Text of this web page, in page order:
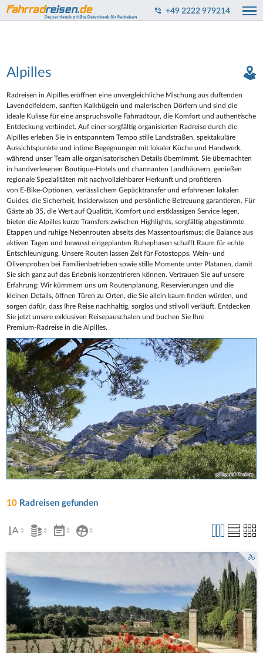
+49 2222 979214
gillag auf Pixabay
Alpilles
Radreisen in Alpilles eröffnen eine unvergleichliche Mischung aus duftenden
Lavendelfeldern, sanften Kalkhügeln und malerischen Dörfern und sind die
ideale Kulisse für eine anspruchsvolle Fahrradtour, die Komfort und authentische
Entdeckung verbindet. Auf einer sorgfältig organisierten Radreise durch die
Alpilles erleben Sie in entspanntem Tempo stille Landstraßen, spektakuläre
Aussichtspunkte und intime Begegnungen mit lokaler Küche und Handwerk,
während unser Team alle organisatorischen Details übernimmt. Sie übernachten
in handverlesenen Boutique‑Hotels und charmanten Landhäusern, genießen
regionale Spezialitäten mit nachvollziehbarer Herkunft und profitieren
von E‑Bike‑Optionen, verlässlichem Gepäcktransfer und erfahrenen lokalen
Guides, die Sicherheit, Insiderwissen und persönliche Betreuung garantieren. Für
Gäste ab 35, die Wert auf Qualität, Komfort und erstklassigen Service legen,
bieten die Alpilles kurze Transfers zwischen Highlights, sorgfältig abgestimmte
Etappen und ruhige Nebenrouten abseits des Massentourismus; die Balance aus
aktiven Tagen und bewusst eingeplanten Ruhephasen schafft Raum für echte
Entschleunigung. Unsere Routen lassen Zeit für Fotostopps, Wein‑ und
Olivenproben bei Familienbetrieben sowie stille Momente unter Platanen, damit
Sie sich ganz auf das Erlebnis konzentrieren können. Vertrauen Sie auf unsere
Erfahrung: Wir kümmern uns um Routenplanung, Reservierungen und die
kleinen Details, öffnen Türen zu Orten, die Sie allein kaum finden würden, und
sorgen dafür, dass Ihre Reise nachhaltig, sorglos und stilvoll verläuft. Entdecken
Sie jetzt unsere exklusiven Reisepauschalen und buchen Sie Ihre
Premium‑Radreise in die Alpilles.
10 Radreisen gefunden